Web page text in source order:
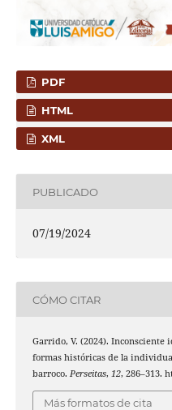
PDF
HTML
XML
PUBLICADO
07/19/2024
CÓMO CITAR
Garrido, V. (2024). Inconsciente
formas históricas de la
barroco. Perseitas, 12, 286–313.
Más formatos de cita